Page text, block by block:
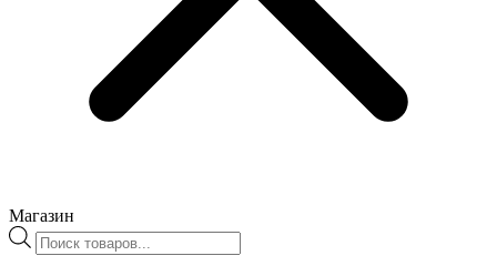
Магазин
Поиск
товаров